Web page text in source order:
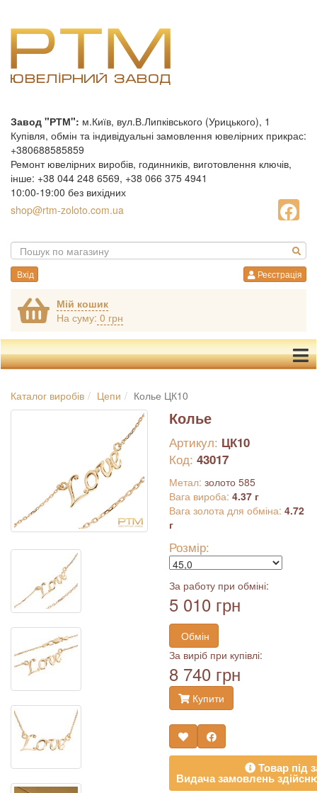
Завод "РТМ": м.Київ, вул.В.Липківського (Урицького), 1
Купівля, обмін та індивідуальні замовлення ювелірних прикрас:
+380688585859
Ремонт ювелірних виробів, годинників, виготовлення ключів,
інше: +38 044 248 6569, +38 066 375 4941
10:00-19:00 без вихідних
shop@rtm-zoloto.com.ua
Вхід Реєстрація
Мій кошик
На суму: 0 грн
Каталог виробів Цепи Колье ЦК10
Колье
Артикул: ЦК10
Код: 43017
Метал: золото 585
Вага вироба: 4.37 г
Вага золота для обміна: 4.72
г
Розмір:
За работу при обміні:
5 010 грн
Обмін
За виріб при купівлі:
8 740 грн
Купити
Товар під
Видача замовлень